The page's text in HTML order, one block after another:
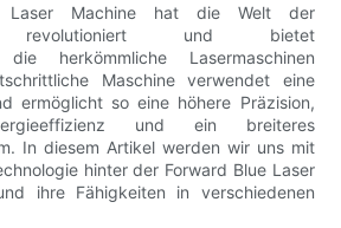
Laser Machine hat die Welt der
revolutioniert und bietet
die herkömmliche Lasermaschinen
Maschine verwendet eine
ermöglicht so eine höhere Präzision,
und ein breiteres
In diesem Artikel werden wir uns mit
hinter der Forward Blue Laser
ihre Fähigkeiten in verschiedenen